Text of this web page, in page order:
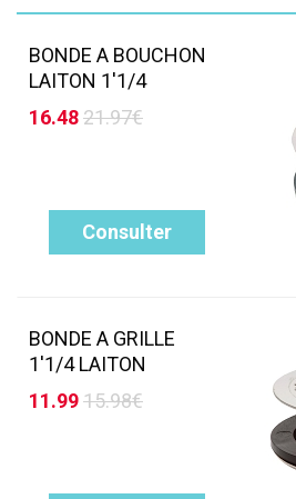
BONDE A BOUCHON
LAITON 1'1/4
16.4821.97€
Consulter
BONDE A GRILLE
1'1/4 LAITON
11.9915.98€